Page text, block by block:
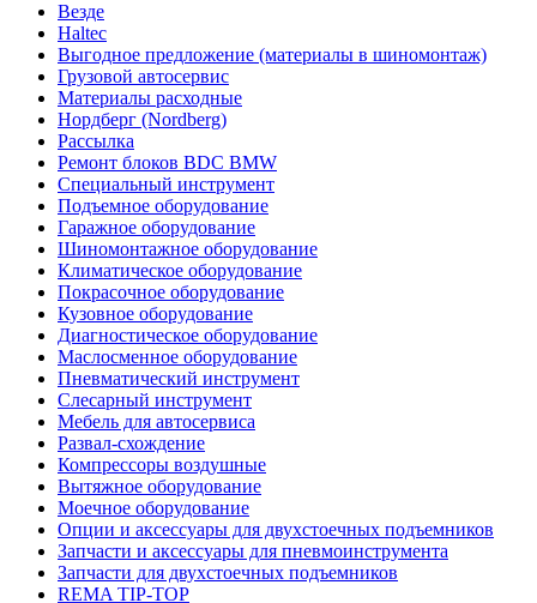
Везде
Haltec
Выгодное предложение (материалы в шиномонтаж)
Грузовой автосервис
Материалы расходные
Нордберг (Nordberg)
Рассылка
Ремонт блоков BDC BMW
Специальный инструмент
Подъемное оборудование
Гаражное оборудование
Шиномонтажное оборудование
Климатическое оборудование
Покрасочное оборудование
Кузовное оборудование
Диагностическое оборудование
Маслосменное оборудование
Пневматический инструмент
Слесарный инструмент
Мебель для автосервиса
Развал-схождение
Компрессоры воздушные
Вытяжное оборудование
Моечное оборудование
Опции и аксессуары для двухстоечных подъемников
Запчасти и аксессуары для пневмоинструмента
Запчасти для двухстоечных подъемников
REMA TIP-TOP